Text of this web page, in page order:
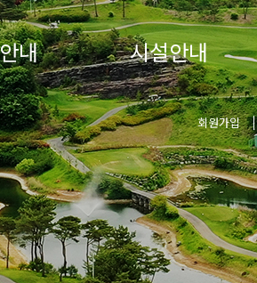
내 시설안내
회원가입